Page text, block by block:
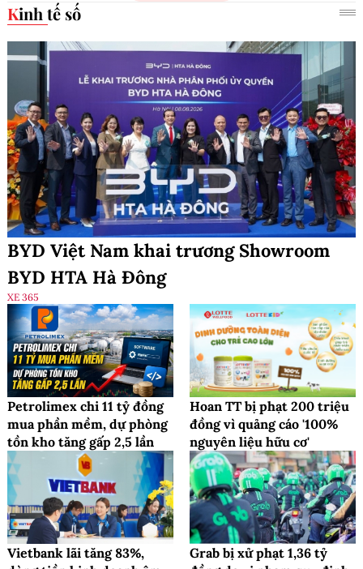
Kinh tế số
BYD Việt Nam khai trương Showroom
BYD HTA Hà Đông
XE 365
Petrolimex chi 11 tỷ đồng
mua phần mềm, dự phòng
tồn kho tăng gấp 2,5 lần
Hoan TT bị phạt 200 triệu
đồng vì quảng cáo '100%
nguyên liệu hữu cơ'
Vietbank lãi tăng 83%,
Grab bị xử phạt 1,36 tỷ